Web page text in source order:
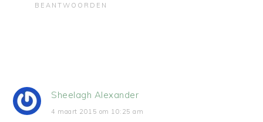
BEANTWOORDEN
Sheelagh Alexander
4 maart 2015 om 10:25 am